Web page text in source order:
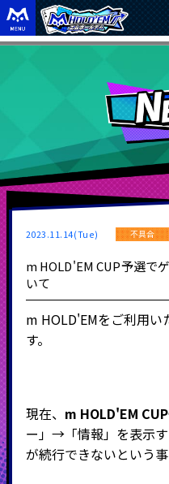
2023.11.14(Tue) 不具合
m HOLD'EM CUP予選で
いて
m HOLD'EMをご利用い
す。
現在、 m HOLD'EM
ー」→「情報」を表示
が続行できないという